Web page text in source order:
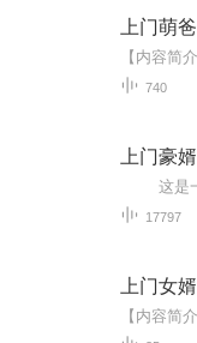
上门萌爸
740
上门豪婿
17797
上门女婿